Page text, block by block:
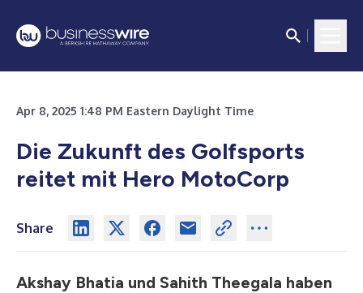
Apr 8, 2025 1:48 PM Eastern Daylight Time
Die Zukunft des Golfsports
reitet mit Hero MotoCorp
Share
Akshay Bhatia und Sahith Theegala haben